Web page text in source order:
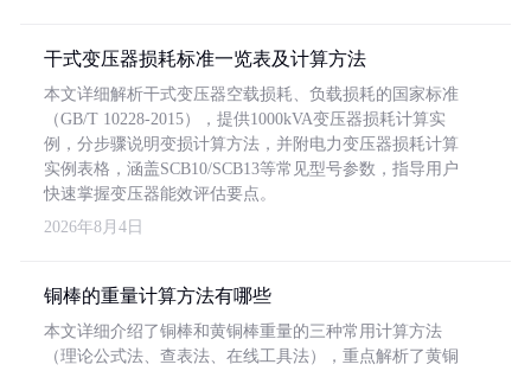
干式变压器损耗标准一览表及计算方法
本文详细解析干式变压器空载损耗、负载损耗的国家标准
（GB/T 10228-2015），提供1000kVA变压器损耗计算实
例，分步骤说明变损计算方法，并附电力变压器损耗计算
实例表格，涵盖SCB10/SCB13等常见型号参数，指导用户
快速掌握变压器能效评估要点。
2026年8月4日
铜棒的重量计算方法有哪些
本文详细介绍了铜棒和黄铜棒重量的三种常用计算方法
（理论公式法、查表法、在线工具法），重点解析了黄铜